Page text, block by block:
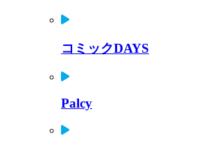
コミックDAYS
Palcy